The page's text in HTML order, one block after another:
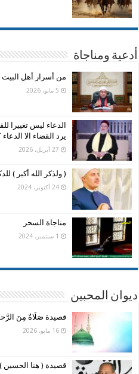
أدعية ومناجاة
من أسرار أهل
5 مايو، 2026
الدعاء ليس تغييرا
يرد القضاء الا الدعاء
27 أبريل، 2026
( ولذكر الله أكبر )
24 أكتوبر، 2024
مناجاة السحر
1 سبتمبر، 2024
ديوان المحبين
قصيدة صَلَاةٌ مِنَ
16 مايو، 2026
قصيدة ( هنا الحسين